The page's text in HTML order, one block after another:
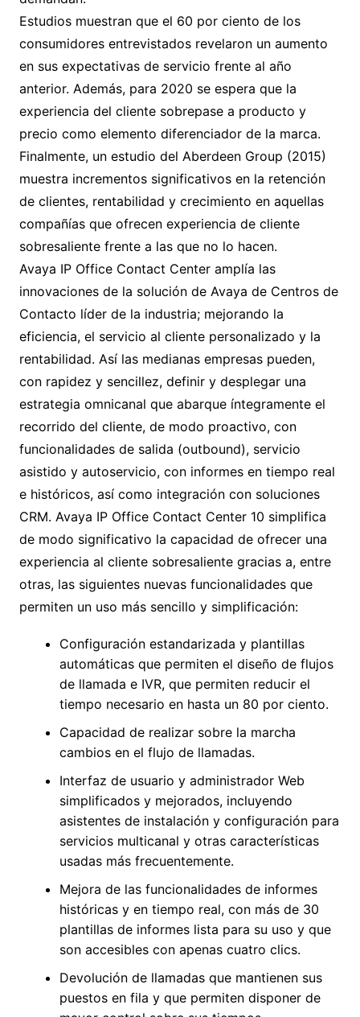
Estudios muestran que el 60 por ciento de los
consumidores entrevistados revelaron un aumento
en sus expectativas de servicio frente al año
anterior. Además, para 2020 se espera que la
experiencia del cliente sobrepase a producto y
precio como elemento diferenciador de la marca.
Finalmente, un estudio del Aberdeen Group (2015)
muestra incrementos significativos en la retención
de clientes, rentabilidad y crecimiento en aquellas
compañías que ofrecen experiencia de cliente
sobresaliente frente a las que no lo hacen.
Avaya IP Office Contact Center amplía las
innovaciones de la solución de Avaya de Centros de
Contacto líder de la industria; mejorando la
eficiencia, el servicio al cliente personalizado y la
rentabilidad. Así las medianas empresas pueden,
con rapidez y sencillez, definir y desplegar una
estrategia omnicanal que abarque íntegramente el
recorrido del cliente, de modo proactivo, con
funcionalidades de salida (outbound), servicio
asistido y autoservicio, con informes en tiempo real
e históricos, así como integración con soluciones
CRM. Avaya IP Office Contact Center 10 simplifica
de modo significativo la capacidad de ofrecer una
experiencia al cliente sobresaliente gracias a, entre
otras, las siguientes nuevas funcionalidades que
permiten un uso más sencillo y simplificación:
Configuración estandarizada y plantillas
automáticas que permiten el diseño de flujos
de llamada e IVR, que permiten reducir el
tiempo necesario en hasta un 80 por ciento.
Capacidad de realizar sobre la marcha
cambios en el flujo de llamadas.
Interfaz de usuario y administrador Web
simplificados y mejorados, incluyendo
asistentes de instalación y configuración para
servicios multicanal y otras características
usadas más frecuentemente.
Mejora de las funcionalidades de informes
históricas y en tiempo real, con más de 30
plantillas de informes lista para su uso y que
son accesibles con apenas cuatro clics.
Devolución de llamadas que mantienen sus
puestos en fila y que permiten disponer de